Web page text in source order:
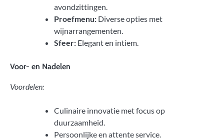
avondzittingen.
Proefmenu: Diverse opties met
wijnarrangementen.
Sfeer: Elegant en intiem.
Voor- en Nadelen
Voordelen:
Culinaire innovatie met focus op
duurzaamheid.
Persoonlijke en attente service.